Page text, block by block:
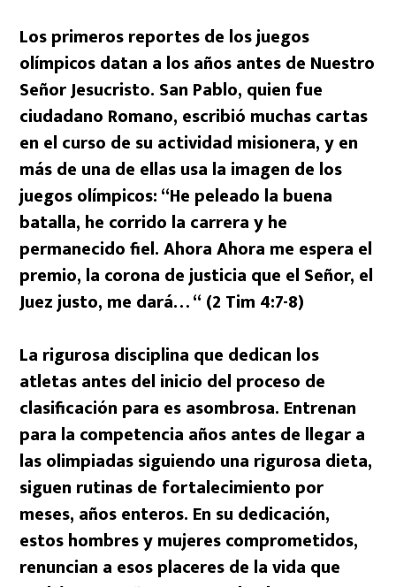
Los primeros reportes de los juegos
olímpicos datan a los años antes de Nuestro
Señor Jesucristo. San Pablo, quien fue
ciudadano Romano, escribió muchas cartas
en el curso de su actividad misionera, y en
más de una de ellas usa la imagen de los
juegos olímpicos: “He peleado la buena
batalla, he corrido la carrera y he
permanecido fiel. Ahora Ahora me espera el
premio, la corona de justicia que el Señor, el
Juez justo, me dará… “ (2 Tim 4:7-8)
La rigurosa disciplina que dedican los
atletas antes del inicio del proceso de
clasificación para es asombrosa. Entrenan
para la competencia años antes de llegar a
las olimpiadas siguiendo una rigurosa dieta,
siguen rutinas de fortalecimiento por
meses, años enteros. En su dedicación,
estos hombres y mujeres comprometidos,
renuncian a esos placeres de la vida que